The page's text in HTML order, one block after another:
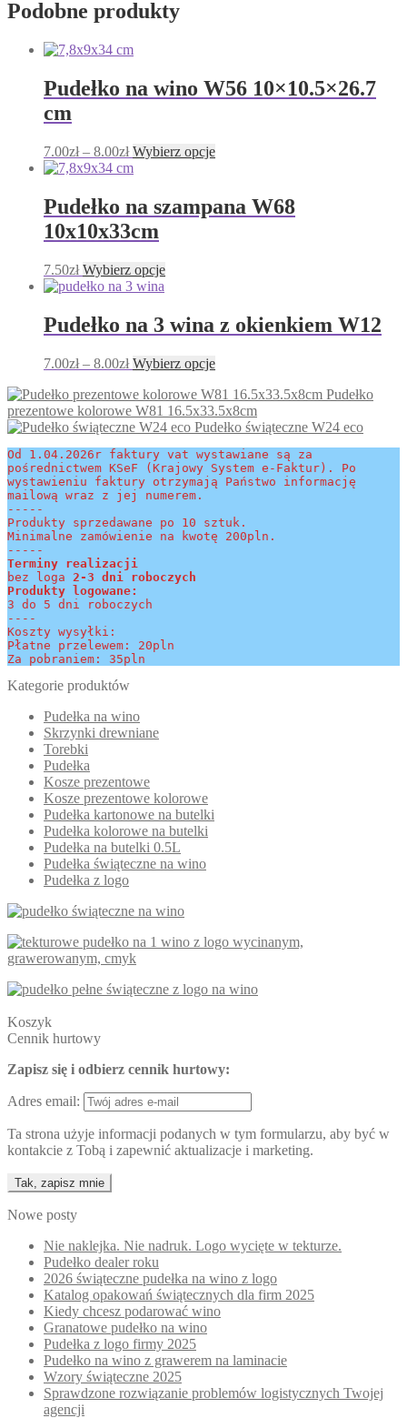
Podobne produkty
Pudełko na wino W56 10×10.5×26.7
cm
7.00zł – 8.00złZakres
cen:
do
8.00zł
Wybierz opcjeTen
wariantów.
produktu
Pudełko na szampana W68
10x10x33cm
7.50zł Wybierz opcjeTen
wiele
wariantów.
można
na
stronie
produktu
Pudełko na 3 wina z okienkiem W12
7.00zł – 8.00złZakres
od
7.00zł
do
8.00zł
Wybierz opcjeTen
ma
wiele
wariantów.
Opcje
można
wybrać
na
produktu
Pudełko
prezentowe kolorowe W81 16.5x33.5x8cm
Pudełko świąteczne W24 eco
Od 1.04.2026r faktury vat wystawiane są za
pośrednictwem KSeF (Krajowy System e-Faktur). Po
wystawieniu faktury otrzymają Państwo informację
mailową wraz z jej numerem.
-----
Produkty sprzedawane po 10 sztuk.
Minimalne zamówienie na kwotę 200pln.
-----
Terminy realizacji
bez loga 2-3 dni roboczych
Produkty logowane:
3 do 5 dni roboczych
----
Koszty wysyłki:
Płatne przelewem: 20pln
Za pobraniem: 35pln
Kategorie produktów
Pudełka na wino
Skrzynki drewniane
Torebki
Pudełka
Kosze prezentowe
Kosze prezentowe kolorowe
Pudełka kartonowe na butelki
Pudełka kolorowe na butelki
Pudełka na butelki 0.5L
Pudełka świąteczne na wino
Pudełka z logo
Koszyk
Cennik hurtowy
Zapisz się i odbierz cennik hurtowy:
Adres email:
Ta strona użyje informacji podanych w tym formularzu, aby być w
kontakcie z Tobą i zapewnić aktualizacje i marketing.
Nowe posty
Nie naklejka. Nie nadruk. Logo wycięte w tekturze.
Pudełko dealer roku
2026 świąteczne pudełka na wino z logo
Katalog opakowań świątecznych dla firm 2025
Kiedy chcesz podarować wino
Granatowe pudełko na wino
Pudełka z logo firmy 2025
Pudełko na wino z grawerem na laminacie
Wzory świąteczne 2025
Sprawdzone rozwiązanie problemów logistycznych Twojej
agencji